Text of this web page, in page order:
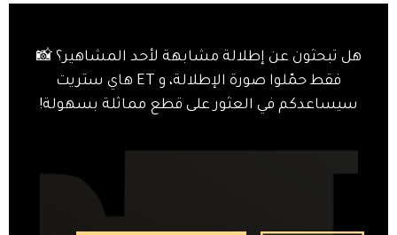
هل تبحثون عن إطلالة مشابهة لأحد المشاهير؟ 📸
فقط حمّلوا صورة الإطلالة، و ET هاي ستريت
سيساعدكم في العثور على قطع مماثلة بسهولة!